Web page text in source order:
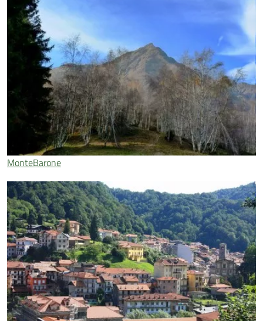
MonteBarone